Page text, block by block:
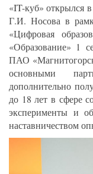
«IT-куб» открылся
Г.И. Носова в
«Цифровая
«Образование» 1
ПАО
основными
дополнительно
до 18 лет в сфере
эксперименты и
наставничеством